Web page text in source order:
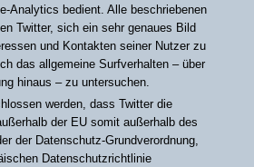
Analytics bedient. Alle beschriebenen
Twitter, sich ein sehr genaues Bild
und Kontakten seiner Nutzer zu
das allgemeine Surfverhalten – über
hinaus – zu untersuchen.
werden, dass Twitter die
der EU somit außerhalb des
der Datenschutz-Grundverordnung,
Datenschutzrichtlinie